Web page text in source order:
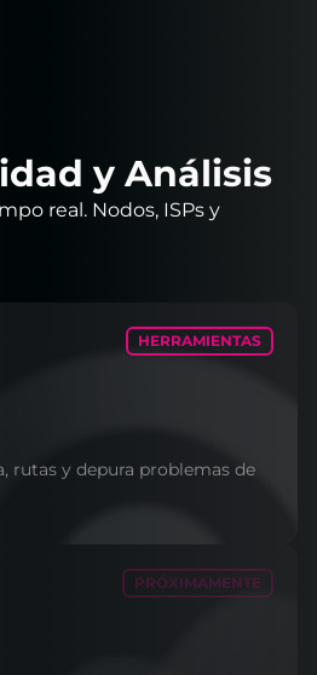
y Análisis
real. Nodos, ISPs y
HERRAMIENTAS
rutas y depura problemas de
PRÓXIMAMENTE